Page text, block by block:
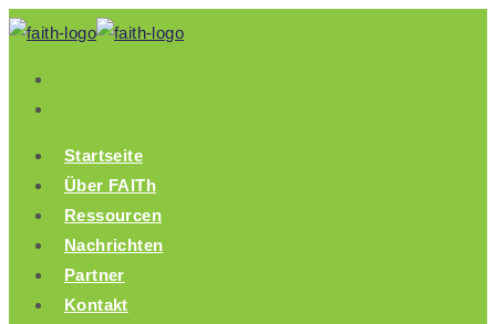
Zum
springen
Startseite
Über FAITh
Ressourcen
Nachrichten
Partner
Kontakt